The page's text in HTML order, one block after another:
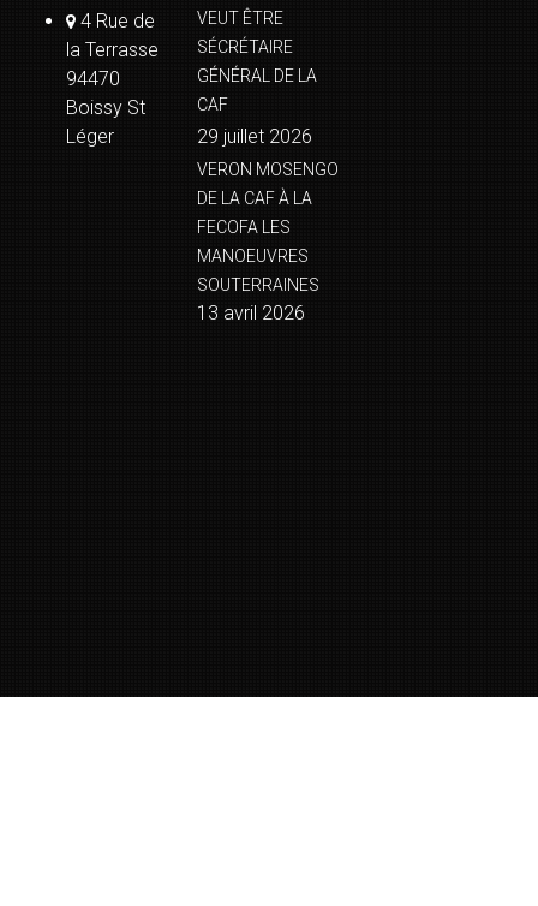
4 Rue de
la Terrasse
94470
Boissy St
Léger
VEUT ÊTRE
SÉCRÉTAIRE
GÉNÉRAL DE LA
CAF
29 juillet 2026
VERON MOSENGO
DE LA CAF À LA
FECOFA LES
MANOEUVRES
SOUTERRAINES
13 avril 2026